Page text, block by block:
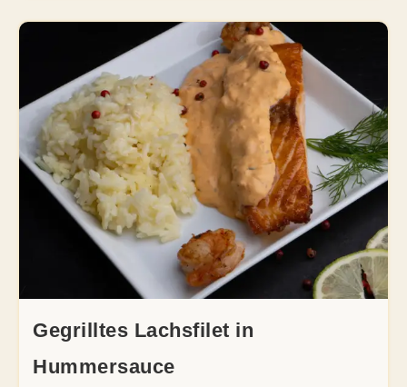
Gegrilltes Lachsfilet in
Hummersauce